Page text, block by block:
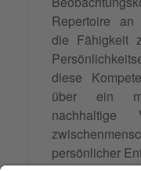
Repertoire an
die Fähigkeit
diese
über ein
nachhaltige
persönlicher